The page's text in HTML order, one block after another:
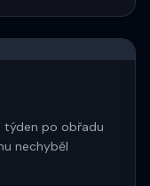
týden po obřadu
nechyběl